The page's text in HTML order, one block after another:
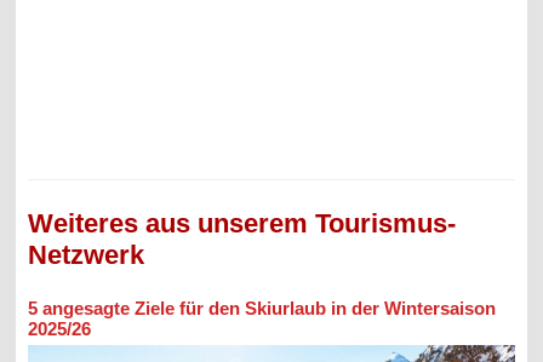
Weiteres aus unserem Tourismus-
Netzwerk
5 angesagte Ziele für den Skiurlaub in der Wintersaison
2025/26